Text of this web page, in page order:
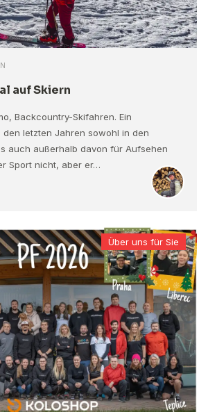
auf Skiern
Backcountry-Skifahren. Ein
letzten Jahren sowohl in den
auch außerhalb davon für Aufsehen
Sport nicht, aber er…
Über uns für Sie